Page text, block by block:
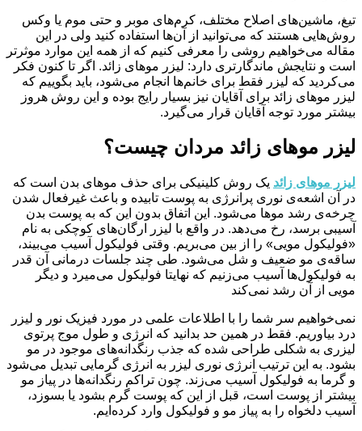
تیغ، ماشین‌های اصلاح مختلف، کرم‌های موبر و حتی موم یا وکس
روش‌هایی هستند که می‌توانید از آن‌ها استفاده کنید ولی در این
مقاله می‌خواهیم روشی را معرفی کنیم که از همه این موارد موثرتر
است و نتایجش ماندگارتری دارد: لیزر موهای زائد. اگر تا کنون فکر
می‌کردید که لیزر فقط برای خانم‌ها انجام می‌شود، باید بگوییم که
لیزر موهای زائد برای آقایان نیز بسیار رایج بوده و این روش هروز
بیشتر مورد توجه آقایان قرار می‌گیرد.
لیزر موهای زائد مردان چیست؟
لیزر موهای زائد یک روش کلینیکی برای حذف موهای بدن است که
در آن اشعه‌ی نوری پرانرژی به پوست تابیده و باعث غیرفعال شدن
چرخه‌ی رشد موها می‌شود. این اتفاق بدون این که به پوست بدن
آسیبی برسد، رخ می‌دهد. در واقع با لیزر ارگان‌های کوچکی به نام
«فولیکول مویی» را از بین می‌بریم. وقتی فولیکول آسیب می‌بیند،
ساقه‌ی مو ضعیف و شل می‌شود. طی چند جلسات درمانی آن قدر
به فولیکول‌ها آسیب می‌زنیم که نهایتا فولیکول می‌میرد و دیگر
مویی از آن رشد نمی‌کند
نمی‌خواهیم سر شما را با اطلاعات علمی در مورد فیزیک نور و لیزر
درد بیاوریم. فقط در همین حد بدانید که انرژی و طول موج پرتوی
لیزری به شکلی طراحی شده که جذب رنگدانه‌های موجود در مو
بشود. به این ترتیب انرژی نوری لیزر به انرژی گرمایی تبدیل می‌شود
و گرما به فولیکول آسیب می‌زند. چون تراکم رنگدانه‌ها در پیاز مو
بیشتر از پوست است، قبل از این که پوست گرم بشود یا بسوزد،
آسیب دلخواه را به پیاز مو و فولیکول وارد کرده‌ایم.